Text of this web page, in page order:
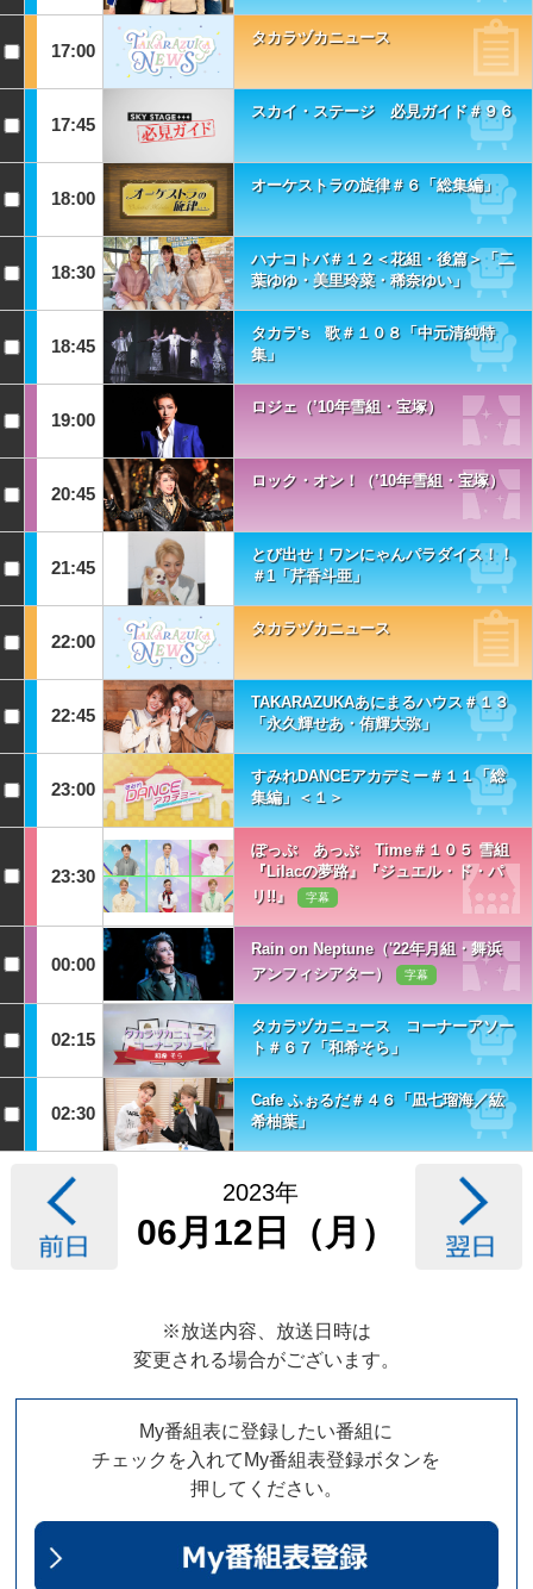
17:00
タカラヅカニュース
17:45
スカイ・ステージ 必見ガイド＃９６
18:00
オーケストラの旋律＃６「総集編」
18:30
ハナコトバ＃１２＜花組・後篇＞「二
葉ゆゆ・美里玲菜・稀奈ゆい」
18:45
タカラ's 歌＃１０８「中元清純特
集」
19:00
ロジェ（’10年雪組・宝塚）
20:45
ロック・オン！（’10年雪組・宝塚）
21:45
とび出せ！ワンにゃんパラダイス！！
＃1「芹香斗亜」
22:00
タカラヅカニュース
22:45
TAKARAZUKAあにまるハウス＃１３
「永久輝せあ・侑輝大弥」
23:00
すみれDANCEアカデミー＃１１「総
集編」＜１＞
23:30
ぽっぷ あっぷ Time＃１０５ 雪組
『Lilacの夢路』『ジュエル・ド・パ
リ!!』
字幕
00:00
Rain on Neptune（'22年月組・舞浜
アンフィシアター）
字幕
02:15
タカラヅカニュース コーナーアソー
ト＃６７「和希そら」
02:30
Cafe ふぉるだ＃４６「凪七瑠海／紘
希柚葉」
2023年
06月12日（月）
※放送内容、放送日時は
変更される場合がございます。
My番組表に登録したい番組に
チェックを入れてMy番組表登録ボタンを
押してください。